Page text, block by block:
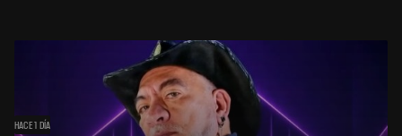
HACE 1 DÍA